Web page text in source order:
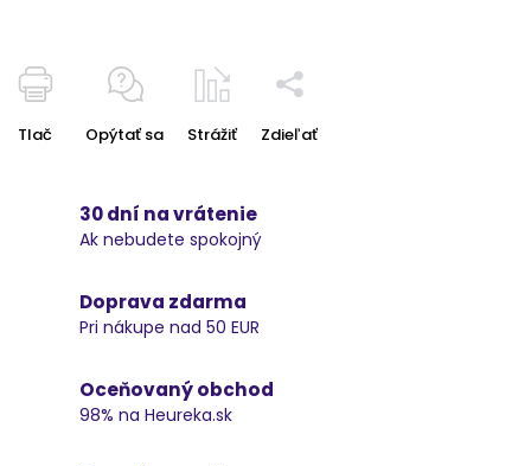
Tlač Opýtať sa Strážiť Zdieľať
30 dní na vrátenie
Ak nebudete spokojný
Doprava zdarma
Pri nákupe nad 50 EUR
Oceňovaný obchod
98% na Heureka.sk